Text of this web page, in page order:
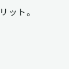
ット。